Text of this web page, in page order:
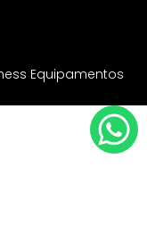
Equipamentos